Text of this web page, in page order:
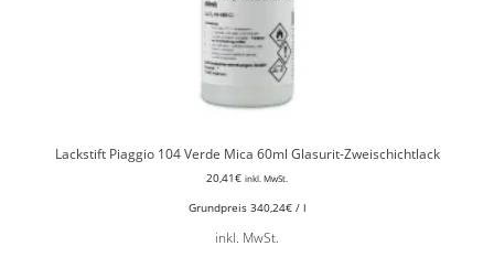
Lackstift Piaggio 104 Verde Mica 60ml Glasurit-Zweischichtlack
20,41€ inkl. MwSt.
Grundpreis 340,24€/ l
inkl. MwSt.